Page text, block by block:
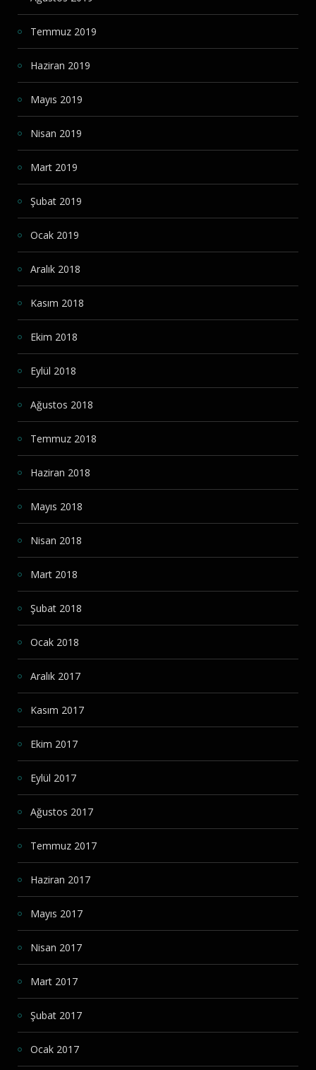
Temmuz 2019
Haziran 2019
Mayıs 2019
Nisan 2019
Mart 2019
Şubat 2019
Ocak 2019
Aralık 2018
Kasım 2018
Ekim 2018
Eylül 2018
Ağustos 2018
Temmuz 2018
Haziran 2018
Mayıs 2018
Nisan 2018
Mart 2018
Şubat 2018
Ocak 2018
Aralık 2017
Kasım 2017
Ekim 2017
Eylül 2017
Ağustos 2017
Temmuz 2017
Haziran 2017
Mayıs 2017
Nisan 2017
Mart 2017
Şubat 2017
Ocak 2017